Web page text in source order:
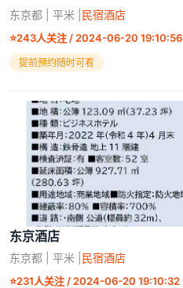
东京都 | 平米 | 民宿酒店
⭐243人关注 / 2024-06-20 19:10:56
提前预约随时可看
东京酒店
东京都 | 平米 | 民宿酒店
⭐231人关注 / 2024-06-20 19:10:32